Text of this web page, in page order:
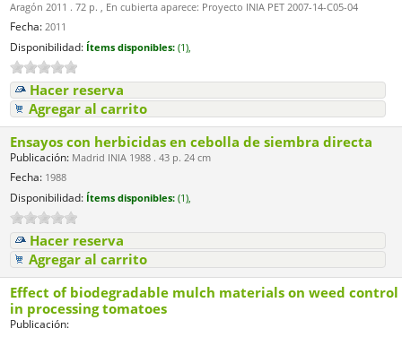
Aragón 2011 . 72 p. , En cubierta aparece: Proyecto INIA PET 2007-14-C05-04
Fecha: 2011
Disponibilidad: Ítems disponibles: (1),
Hacer reserva
Agregar al carrito
Ensayos con herbicidas en cebolla de siembra directa
Publicación: Madrid INIA 1988 . 43 p. 24 cm
Fecha: 1988
Disponibilidad: Ítems disponibles: (1),
Hacer reserva
Agregar al carrito
Effect of biodegradable mulch materials on weed control
in processing tomatoes
Publicación: